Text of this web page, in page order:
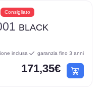
Consigliato
BLACK
inclusa garanzia fino 3 anni
171,35€